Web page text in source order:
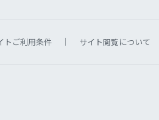
トご利用条件 サイト閲覧について